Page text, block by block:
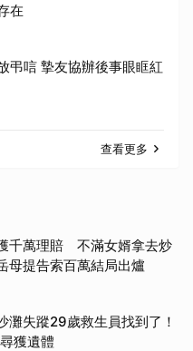
在
弔唁 摯友協辦後事眼眶紅
查看更多
千萬理賠 不滿女婿拿去炒
提告索百萬結局出爐
灘失蹤29歲救生員找到了！
獲遺體